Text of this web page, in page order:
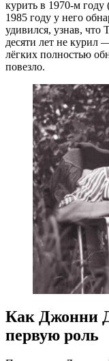
курить в 1970-м году
1985 году у него
удивился, узнав, что
десяти лет не курил
лёгких полностью
повезло.
Как Джонни
первую роль